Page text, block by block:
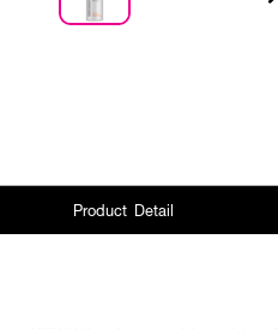
Product Detail